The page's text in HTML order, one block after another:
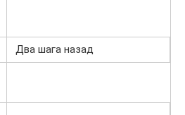
Два шага назад